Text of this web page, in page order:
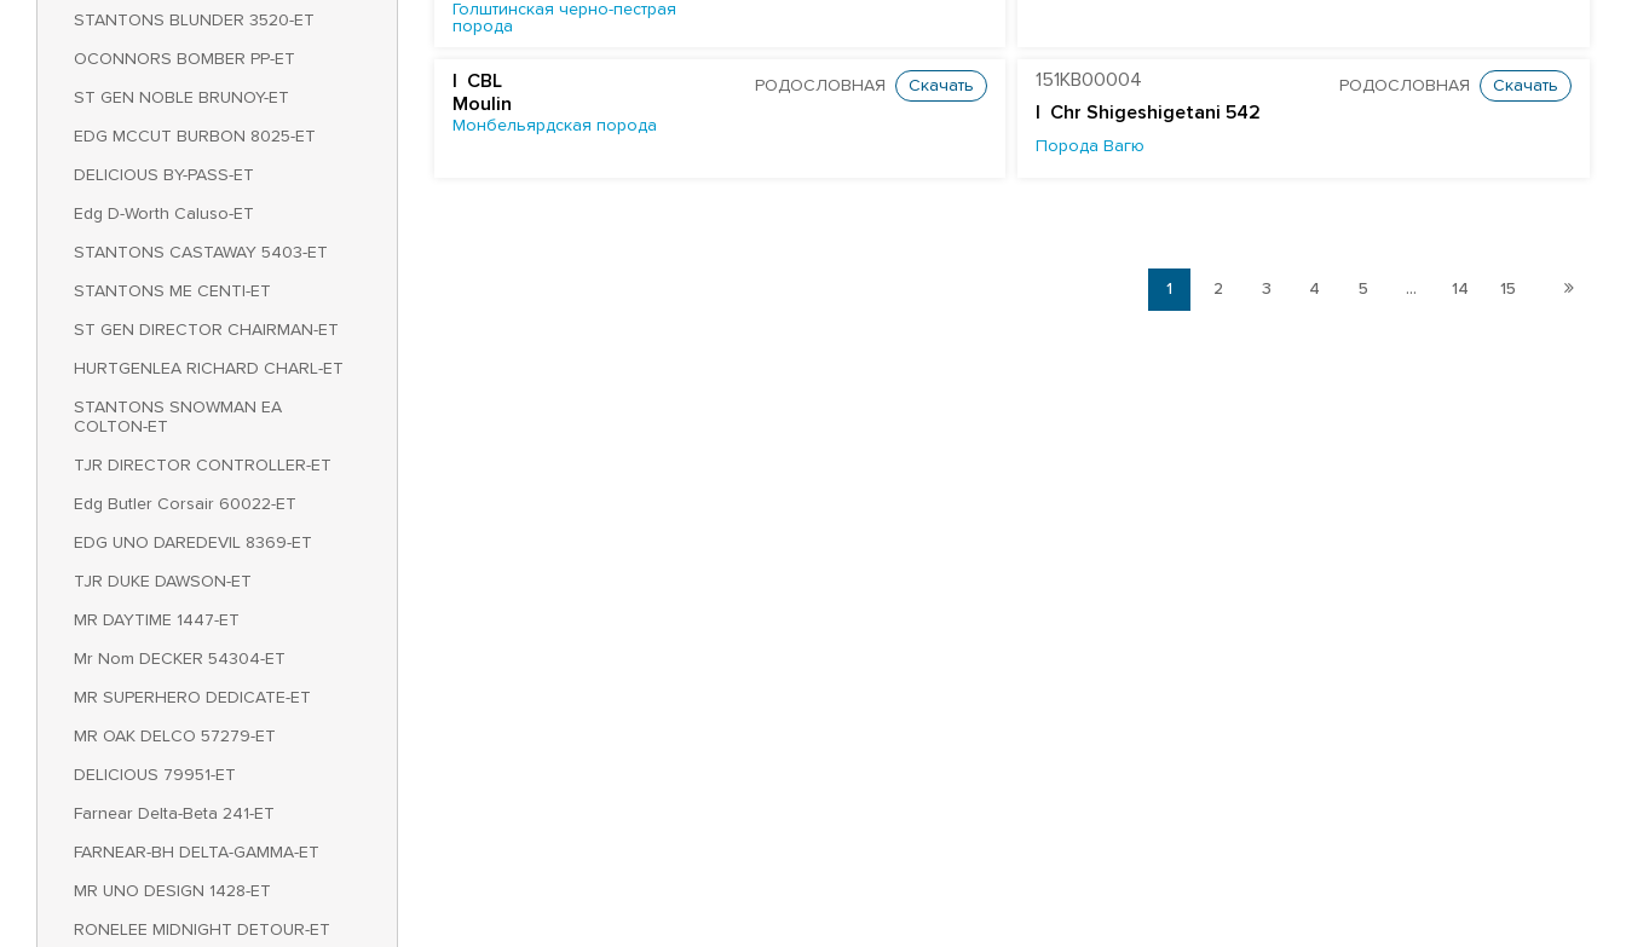
STANTONS BLUNDER 3520-ET
OCONNORS BOMBER PP-ET
ST GEN NOBLE BRUNOY-ET
EDG MCCUT BURBON 8025-ET
DELICIOUS BY-PASS-ET
Edg D-Worth Caluso-ET
STANTONS CASTAWAY 5403-ET
STANTONS ME CENTI-ET
ST GEN DIRECTOR CHAIRMAN-ET
HURTGENLEA RICHARD CHARL-ET
STANTONS SNOWMAN EA
COLTON-ET
TJR DIRECTOR CONTROLLER-ET
Edg Butler Corsair 60022-ET
EDG UNO DAREDEVIL 8369-ET
TJR DUKE DAWSON-ET
MR DAYTIME 1447-ET
Mr Nom DECKER 54304-ET
MR SUPERHERO DEDICATE-ET
MR OAK DELCO 57279-ET
DELICIOUS 79951-ET
Farnear Delta-Beta 241-ET
FARNEAR-BH DELTA-GAMMA-ET
MR UNO DESIGN 1428-ET
RONELEE MIDNIGHT DETOUR-ET
Голштинская черно-пестрая
порода
| CBL
Moulin
Монбельярдская порода
РОДОСЛОВНАЯ Скачать
151KB00004
| Chr Shigeshigetani 542
Порода Вагю
РОДОСЛОВНАЯ Скачать
1 2 3 4 5 ... 14 15